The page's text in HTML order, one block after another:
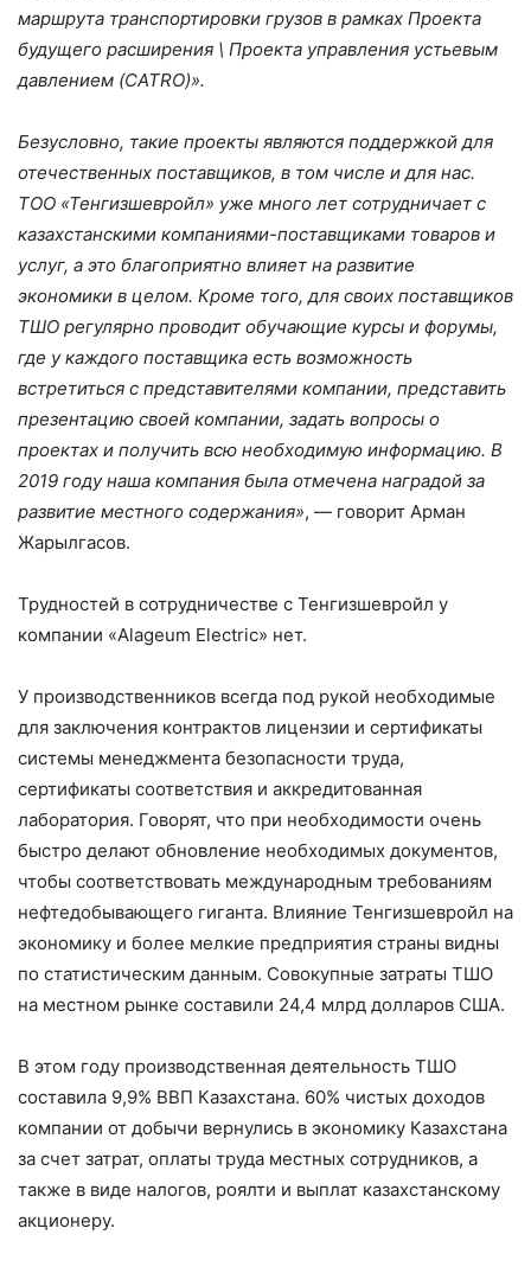
маршрута транспортировки грузов в рамках Проекта
будущего расширения \ Проекта управления устьевым
давлением (CATRO)».
Безусловно, такие проекты являются поддержкой для
отечественных поставщиков, в том числе и для нас.
ТОО «Тенгизшевройл» уже много лет сотрудничает с
казахстанскими компаниями-поставщиками товаров и
услуг, а это благоприятно влияет на развитие
экономики в целом. Кроме того, для своих поставщиков
ТШО регулярно проводит обучающие курсы и форумы,
где у каждого поставщика есть возможность
встретиться с представителями компании, представить
презентацию своей компании, задать вопросы о
проектах и получить всю необходимую информацию. В
2019 году наша компания была отмечена наградой за
развитие местного содержания», — говорит Арман
Жарылгасов.
Трудностей в сотрудничестве с Тенгизшевройл у
компании «Alageum Electric» нет.
У производственников всегда под рукой необходимые
для заключения контрактов лицензии и сертификаты
системы менеджмента безопасности труда,
сертификаты соответствия и аккредитованная
лаборатория. Говорят, что при необходимости очень
быстро делают обновление необходимых документов,
чтобы соответствовать международным требованиям
нефтедобывающего гиганта. Влияние Тенгизшевройл на
экономику и более мелкие предприятия страны видны
по статистическим данным. Совокупные затраты ТШО
на местном рынке составили 24,4 млрд долларов США.
В этом году производственная деятельность ТШО
составила 9,9% ВВП Казахстана. 60% чистых доходов
компании от добычи вернулись в экономику Казахстана
за счет затрат, оплаты труда местных сотрудников, а
также в виде налогов, роялти и выплат казахстанскому
акционеру.